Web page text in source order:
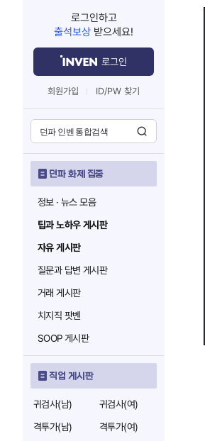
로그인하고
출석보상 받으세요!
로그인
회원가입 ID/PW 찾기
던파 화제 집중
정보 · 뉴스 모음
팁과 노하우 게시판
자유 게시판
질문과 답변 게시판
거래 게시판
치지직 팟벤
SOOP 게시판
직업 게시판
귀검사(남)
귀검사(여)
격투가(남)
격투가(여)